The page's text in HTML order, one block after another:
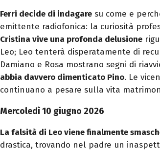
Ferri decide di indagare su come e
emittente radiofonica: la curiosità
Cristina vive una profonda delusione
Leo; Leo tenterà disperatamente di
Damiano e Rosa mostrano segni di
abbia davvero dimenticato Pino. Le
continuano a pesare sulla vita
Mercoledì 10 giugno 2026
La falsità di Leo viene finalmente
drastica, trovando nel padre un